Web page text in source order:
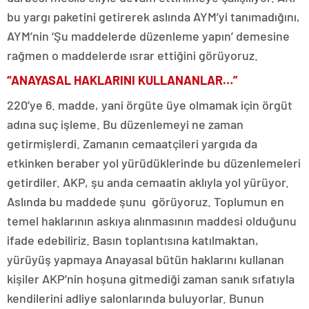
bu yargı paketini getirerek aslında AYM’yi tanımadığını,
AYM’nin ‘Şu maddelerde düzenleme yapın’ demesine
rağmen o maddelerde ısrar ettiğini görüyoruz.
“ANAYASAL HAKLARINI KULLANANLAR…”
220’ye 6. madde, yani örgüte üye olmamak için örgüt
adına suç işleme. Bu düzenlemeyi ne zaman
getirmişlerdi. Zamanın cemaatçileri yargıda da
etkinken beraber yol yürüdüklerinde bu düzenlemeleri
getirdiler. AKP, şu anda cemaatin aklıyla yol yürüyor.
Aslında bu maddede şunu görüyoruz. Toplumun en
temel haklarının askıya alınmasının maddesi olduğunu
ifade edebiliriz. Basın toplantısına katılmaktan,
yürüyüş yapmaya Anayasal bütün haklarını kullanan
kişiler AKP’nin hoşuna gitmediği zaman sanık sıfatıyla
kendilerini adliye salonlarında buluyorlar. Bunun